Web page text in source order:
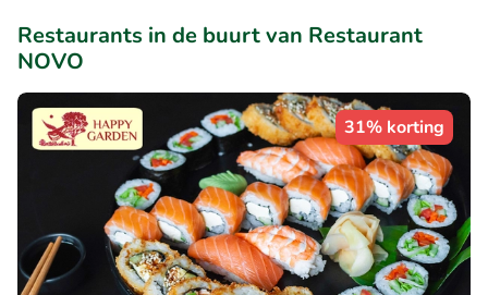
Restaurants in de buurt van Restaurant
NOVO
31% korting